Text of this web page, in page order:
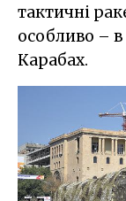
тактичні
особливо – в
Карабах.